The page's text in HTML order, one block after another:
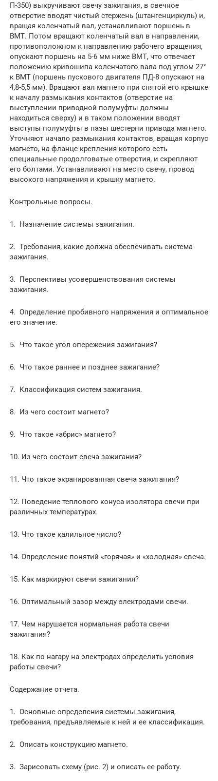
П-350) выкручивают свечу зажигания, в свечное
отверстие вводят чистый стержень (штангенциркуль) и,
вращая коленчатый вал, устанавливают поршень в
ВМТ. Потом вращают коленчатый вал в направлении,
противоположном к направлению рабочего вращения,
опускают поршень на 5-6 мм ниже ВМТ, что отвечает
положению кривошипа коленчатого вала под углом 27°
к ВМТ (поршень пускового двигателя ПД-8 опускают на
4,8-5,5 мм). Вращают вал магнето при снятой его крышке
к началу размыкания контактов (отверстие на
выступлении приводной полумуфты должны
находиться сверху) и в таком положении вводят
выступы полумуфты в пазы шестерни привода магнето.
Уточняют начало размыкания контактов, вращая корпус
магнето, на фланце крепления которого есть
специальные продолговатые отверстия, и скрепляют
его болтами. Устанавливают на место свечу, провод
высокого напряжения и крышку магнето.
Контрольные вопросы.
1. Назначение системы зажигания.
2. Требования, какие должна обеспечивать система
зажигания.
3. Перспективы усовершенствования системы
зажигания.
4. Определение пробивного напряжения и оптимальное
его значение.
5. Что такое угол опережения зажигания?
6. Что такое раннее и позднее зажигание?
7. Классификация систем зажигания.
8. Из чего состоит магнето?
9. Что такое «абрис» магнето?
10. Из чего состоит свеча зажигания?
11. Что такое экранированная свеча зажигания?
12. Поведение теплового конуса изолятора свечи при
различных температурах.
13. Что такое калильное число?
14. Определение понятий «горячая» и «холодная» свеча.
15. Как маркируют свечи зажигания?
16. Оптимальный зазор между электродами свечи.
17. Чем нарушается нормальная работа свечи
зажигания?
18. Как по нагару на электродах определить условия
работы свечи?
Содержание отчета.
1. Основные определения системы зажигания,
требования, предъявляемые к ней и ее классификация.
2. Описать конструкцию магнето.
3. Зарисовать схему (рис. 2) и описать ее работу.